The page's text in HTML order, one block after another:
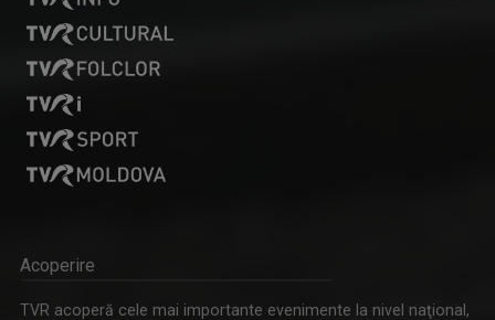
Acoperire
TVR acoperă cele mai importante evenimente la nivel naţional,